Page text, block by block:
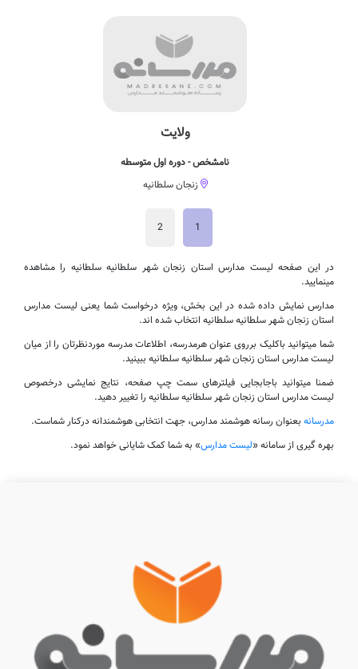
ولایت
نامشخص - دوره اول متوسطه
زنجان سلطانیه
1
2
در این صفحه لیست مدارس استان زنجان شهر سلطانیه سلطانیه را مشاهده
مینمایید.
مدارس نمایش داده شده در این بخش، ویژه درخواست شما یعنی لیست مدارس
استان زنجان شهر سلطانیه سلطانیه انتخاب شده اند.
شما میتوانید باکلیک برروی عنوان هرمدرسه، اطلاعات مدرسه موردنظرتان را از میان
لیست مدارس استان زنجان شهر سلطانیه سلطانیه ببینید.
ضمنا میتوانید باجابجایی فیلترهای سمت چپ صفحه، نتایج نمایشی درخصوص
لیست مدارس استان زنجان شهر سلطانیه سلطانیه را تغییر دهید.
مدرسانه بعنوان رسانه هوشمند مدارس، جهت انتخابی هوشمندانه درکنار شماست.
بهره گیری از سامانه «لیست مدارس» به شما کمک شایانی خواهد نمود.